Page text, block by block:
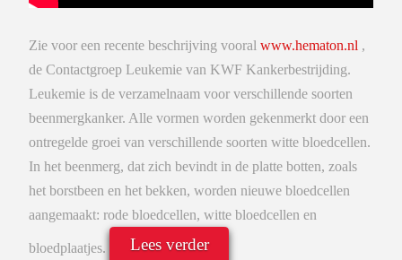
Zie voor een recente beschrijving vooral www.hematon.nl ,
de Contactgroep Leukemie van KWF Kankerbestrijding.
Leukemie is de verzamelnaam voor verschillende soorten
beenmergkanker. Alle vormen worden gekenmerkt door een
ontregelde groei van verschillende soorten witte bloedcellen.
In het beenmerg, dat zich bevindt in de platte botten, zoals
het borstbeen en het bekken, worden nieuwe bloedcellen
aangemaakt: rode bloedcellen, witte bloedcellen en
bloedplaatjes. Lees verder